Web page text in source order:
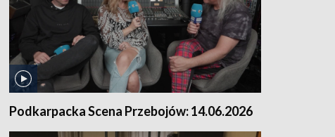
Podkarpacka Scena Przebojów: 14.06.2026